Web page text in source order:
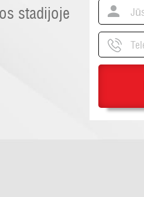
stadijoje